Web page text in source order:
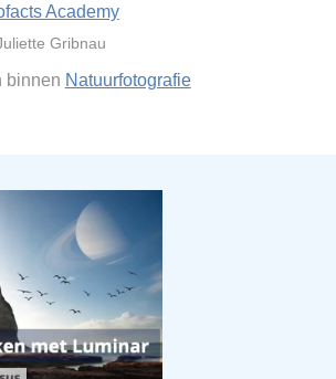
Academy
Gribnau
binnen Natuurfotografie